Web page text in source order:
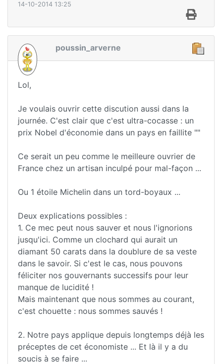
14-10-2014 13:25
poussin_arverne
Lol,
Je voulais ouvrir cette discution aussi dans la
journée. C'est clair que c'est ultra-cocasse : un
prix Nobel d'économie dans un pays en faillite ""
Ce serait un peu comme le meilleure ouvrier de
France chez un artisan inculpé pour mal-façon ...
Ou 1 étoile Michelin dans un tord-boyaux ...
Deux explications possibles :
1. Ce mec peut nous sauver et nous l'ignorions
jusqu'ici. Comme un clochard qui aurait un
diamant 50 carats dans la doublure de sa veste
dans le savoir. Si c'est le cas, nous pouvons
féliciter nos gouvernants successifs pour leur
manque de lucidité !
Mais maintenant que nous sommes au courant,
c'est chouette : nous sommes sauvés !
2. Notre pays applique depuis longtemps déjà les
préceptes de cet économiste ... Et là il y a du
soucis à se faire ...